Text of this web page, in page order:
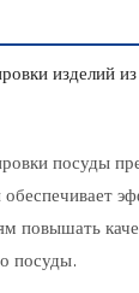
изделий
посуды
повышать
посуды.